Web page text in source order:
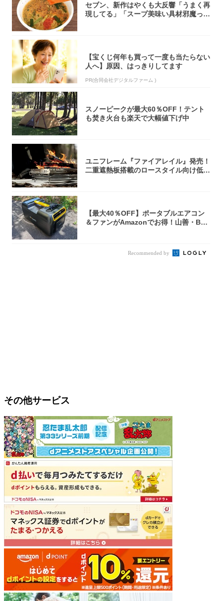
セブン、新作はやくも大反響「うまく再
現してる」「スープ美味い具材邪魔って
【宝くじ何年も買って一度も当たらない
人へ】原因、はっきりしてます
PR(合同会社デジタルファーム )
スノーピークが最大60％OFF！テント
も焚き火台も楽天で大幅値下げ中
ユニフレーム『ファイアレイル』発売！
二重遮熱板搭載のロースタイル向け低型
【最大40％OFF】ポータブルエアコン
＆ファンがAmazonでお得！山善・Bo
Recommended by
その他サービス